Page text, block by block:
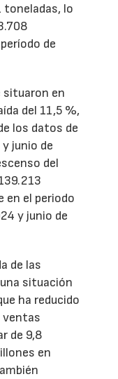
toneladas, lo
de
situaron en
del 11,5 %,
los datos de
junio de
del
en el periodo
y junio de
de las
situación
ha reducido
ventas
de 9,8
en